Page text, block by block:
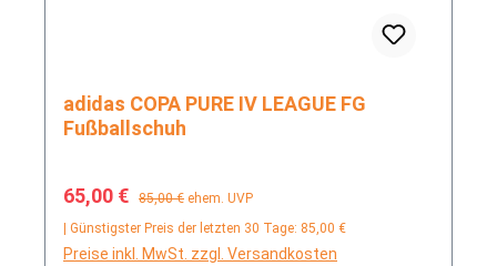
adidas COPA PURE IV LEAGUE FG
Fußballschuh
Verkaufspreis:
65,00 € Regulärer Preis:
85,00 € ehem. UVP
| Günstigster Preis der letzten 30 Tage: 85,00 €
Preise inkl. MwSt. zzgl. Versandkosten